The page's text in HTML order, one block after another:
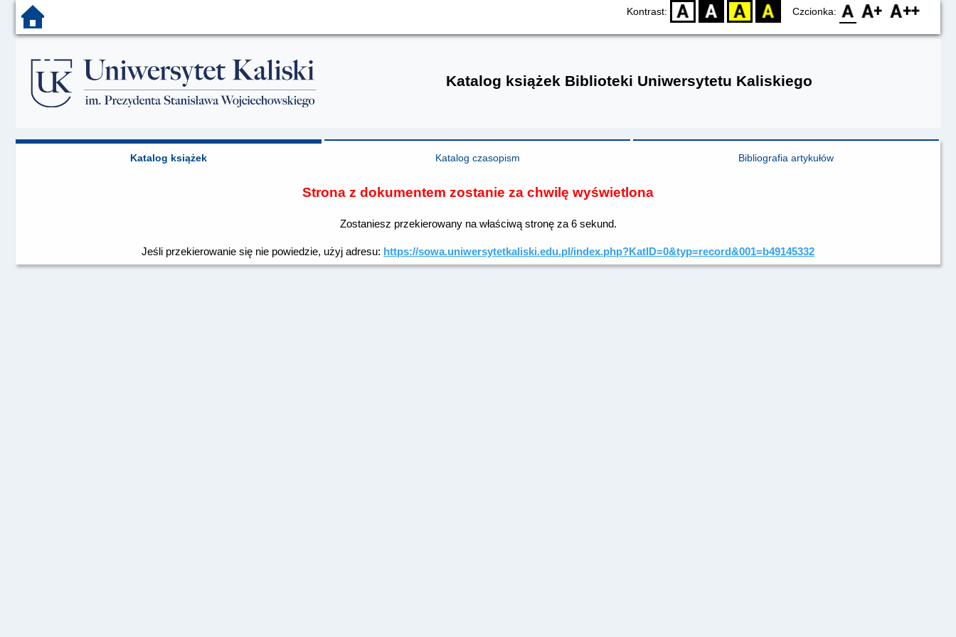
Kontrast: D BW YB BY Czcionka: F0 F1 F2
Katalog książek Biblioteki Uniwersytetu Kaliskiego
Katalog książek Katalog czasopism Bibliografia artykułów
Strona z dokumentem zostanie za chwilę wyświetlona
Zostaniesz przekierowany na właściwą stronę za 6sekund.
Jeśli przekierowanie się nie powiedzie, użyj adresu: https://sowa.uniwersytetkaliski.edu.pl/index.php?KatID=0&typ=record&001=b49145332